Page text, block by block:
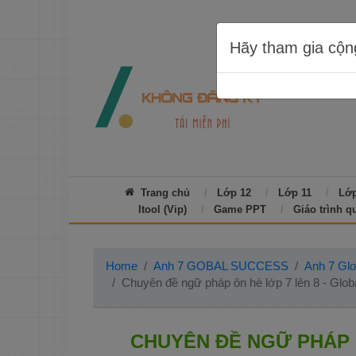
Trang chủ Lớp 12 Lớp 11
Itool (Vip)
Game PPT Giáo trình
Home Anh 7 GOBAL SUCCESS
Anh 7
Chuyên đề ngữ pháp ôn hè lớp 7 lên 8 -
CHUYÊN ĐỀ NGỮ
Hãy tham gia